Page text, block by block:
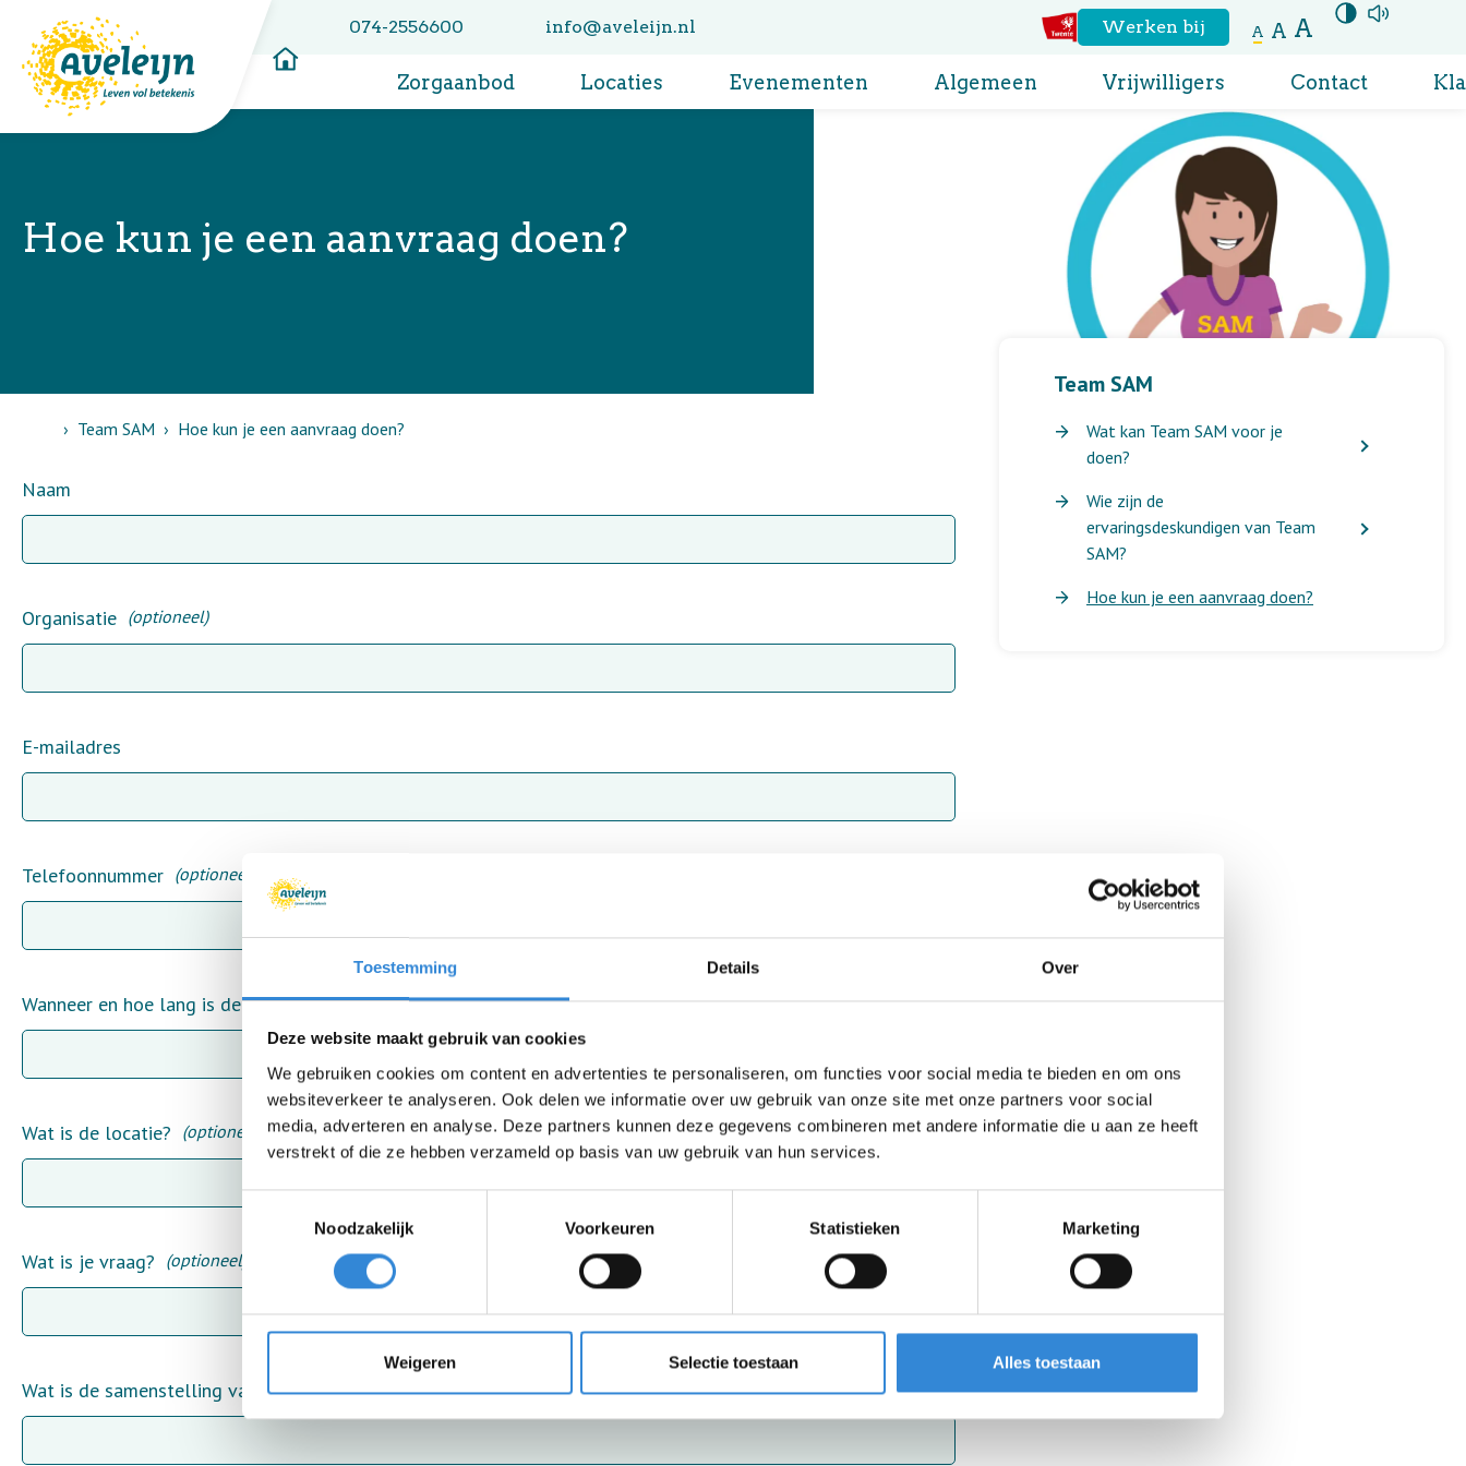
Toestemming Details Over
Deze website maakt gebruik van cookies
We gebruiken cookies om content en advertenties te personaliseren, om functies voor social media te bieden en om ons
websiteverkeer te analyseren. Ook delen we informatie over uw gebruik van onze site met onze partners voor social
media, adverteren en analyse. Deze partners kunnen deze gegevens combineren met andere informatie die u aan ze heeft
verstrekt of die ze hebben verzameld op basis van uw gebruik van hun services.
Toestemmingsselectie
Noodzakelijk
Voorkeuren Statistieken Marketing
Weigeren Selectie toestaan Alles toestaan
074-2556600
info@aveleijn.nl
Werken bij A A A Hoog contrast
aanzetten
Zorgaanbod Locaties Evenementen Algemeen Vrijwilligers Contact
Hoe kun je een aanvraag doen?
HomeTeam SAM Hoe kun je een aanvraag doen?
Team SAM
Wat kan Team SAM voor je
doen?
Wie zijn de
ervaringsdeskundigen van Team
SAM?
Hoe kun je een aanvraag doen?
Leave
this
Naam
Organisatie (optioneel)
E-mailadres
Telefoonnummer (optioneel)
Wanneer en hoe lang is de komst van Team SAM gewenst? (optioneel)
Wat is de locatie? (optioneel)
Wat is je vraag? (optioneel)
Wat is de samenstelling van de groep waarbij je Team SAM uitnodigt? (optioneel)